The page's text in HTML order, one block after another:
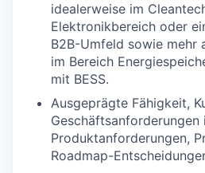
idealerweise im
Elektronikbereich oder
B2B-Umfeld sowie mehr
im Bereich
mit BESS.
Ausgeprägte Fähigkeit,
Geschäftsanforderungen
Produktanforderungen,
Roadmap-